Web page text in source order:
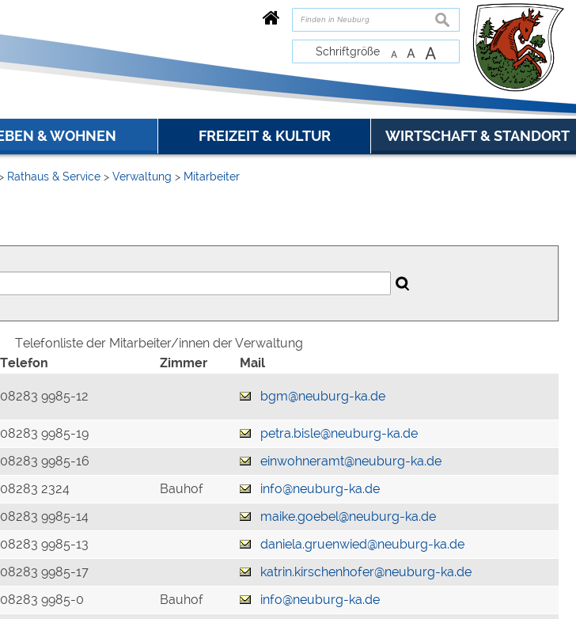
suchen
Schriftgröße A A A
& WOHNEN FREIZEIT & KULTUR WIRTSCHAFT & STANDORT
Rathaus & Service > Verwaltung > Mitarbeiter
Telefonliste der Mitarbeiter/innen der Verwaltung
Telefon Zimmer
Mail
08283 9985-12 bgm@neuburg-ka.de
08283 9985-19
petra.bisle@neuburg-ka.de
08283 9985-16
einwohneramt@neuburg-ka.de
08283 2324 Bauhof
info@neuburg-ka.de
08283 9985-14
maike.goebel@neuburg-ka.de
08283 9985-13
daniela.gruenwied@neuburg-ka.de
08283 9985-17
katrin.kirschenhofer@neuburg-ka.de
08283 9985-0 Bauhof
info@neuburg-ka.de